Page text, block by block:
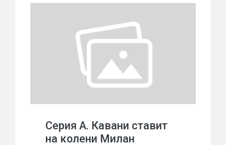
Серия А. Кавани ставит
на колени Милан